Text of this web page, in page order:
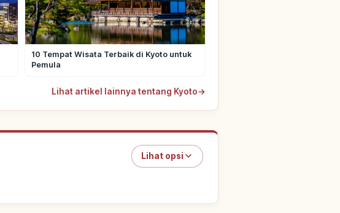
10 Tempat Wisata Terbaik di Kyoto untuk
Pemula
Lihat artikel lainnya tentang Kyoto→
Lihat opsi